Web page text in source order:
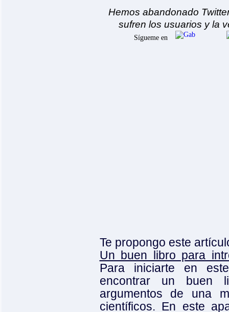
Hemos abandonado
sufren los usuarios y la
Te propongo este
Un buen libro para
Para iniciarte en
encontrar un buen
argumentos de una
científicos. En este